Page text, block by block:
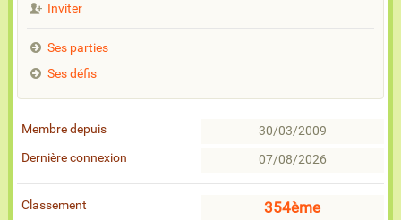
Inviter
Ses parties
Ses défis
Membre depuis
30/03/2009
Dernière connexion
07/08/2026
Classement 354ème